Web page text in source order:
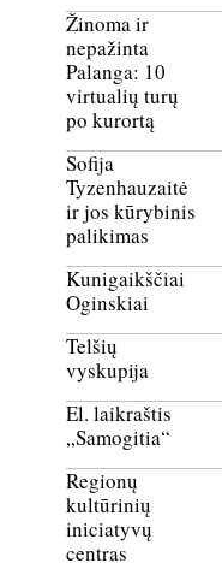
Žinoma ir
nepažinta
Palanga: 10
virtualių turų
po kurortą
Sofija
Tyzenhauzaitė
ir jos kūrybinis
palikimas
Kunigaikščiai
Oginskiai
Telšių
vyskupija
El. laikraštis
„Samogitia“
Regionų
kultūrinių
iniciatyvų
centras